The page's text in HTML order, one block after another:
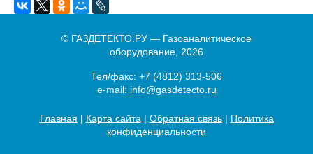
© ГАЗДЕТЕКТО.РУ — Газоаналитическое
оборудование, 2026
Тел/факс: +7 (4812) 313-506
e-mail: info@gasdetecto.ru
Главная | Карта сайта | Обратная связь| Политика
конфиденциальности